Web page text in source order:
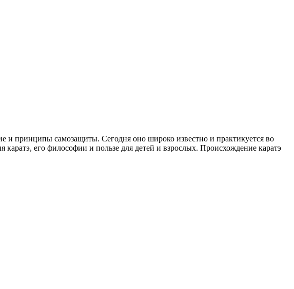
и принципы самозащиты. Сегодня оно широко известно и практикуется во
его философии и пользе для детей и взрослых. Происхождение каратэ